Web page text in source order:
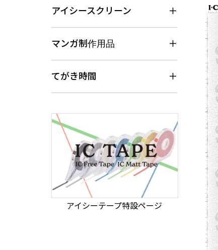
アイシースクリーン
マンガ制作用品
てがき時間
アイシーテープ特設ページ